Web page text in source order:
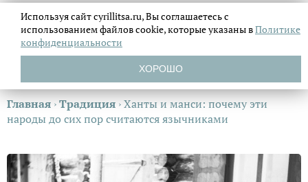
Главная ›Традиция ›Ханты и манси: почему эти
народы до сих пор считаются язычниками
Используя сайт cyrillitsa.ru, Вы соглашаетесь с
использованием файловcookie, которые указаны вПолитике
конфиденциальности
ХОРОШО